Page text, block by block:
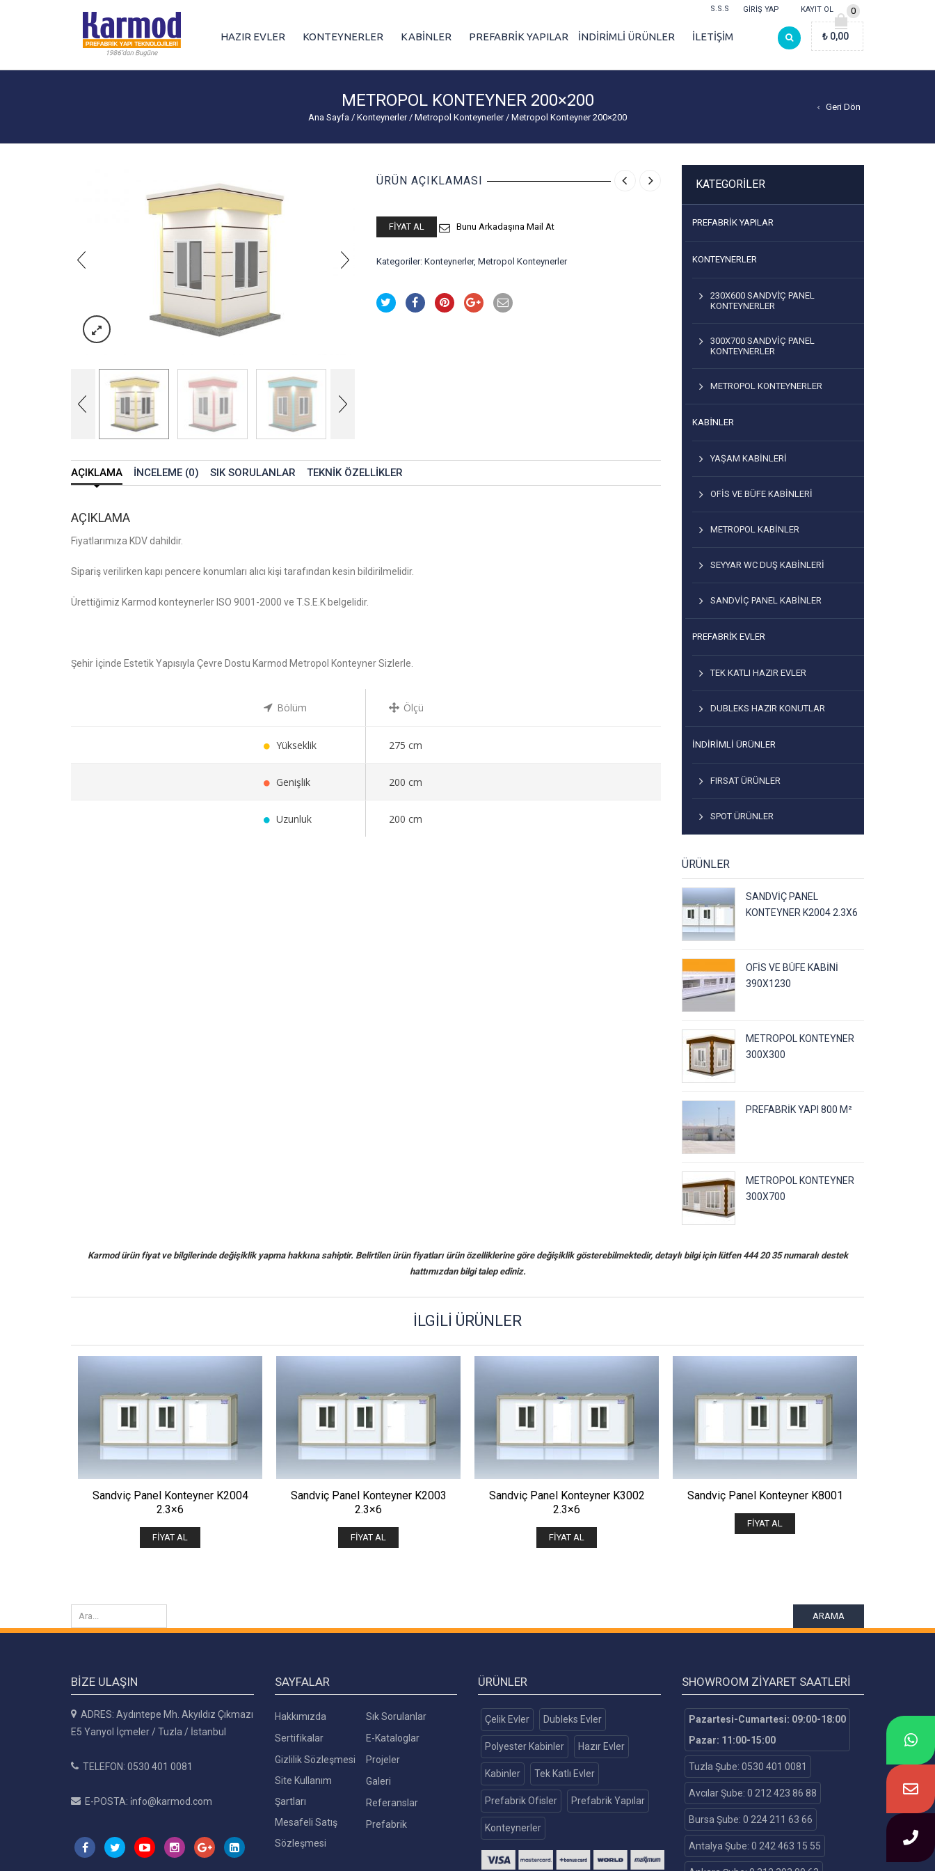
GIRIŞ YAP KAYIT OL
S.S.S
HAZIR EVLER KONTEYNERLER KABİNLER PREFABRİK YAPILAR İNDİRİMLİ ÜRÜNLER İLETİŞİM
0
₺ 0,00
METROPOL KONTEYNER 200×200
Ana Sayfa / Konteynerler / Metropol Konteynerler / Metropol Konteyner 200×200
Geri Dön
ÜRÜN AÇIKLAMASI
FIYAT AL Bunu Arkadaşına Mail At
Kategoriler: Konteynerler, Metropol Konteynerler
AÇIKLAMA İNCELEME (0) SIK SORULANLAR TEKNIK ÖZELLIKLER
AÇIKLAMA
Fiyatlarımıza KDV dahildir.
Sipariş verilirken kapı pencere konumları alıcı kişi tarafından kesin bildirilmelidir.
Ürettiğimiz Karmod konteynerler ISO 9001-2000 ve T.S.E.K belgelidir.
Şehir İçinde Estetik Yapısıyla Çevre Dostu Karmod Metropol Konteyner Sizlerle.
Bölüm Ölçü
Yükseklik 275 cm
Genişlik 200 cm
Uzunluk 200 cm
KATEGORILER
PREFABRIK YAPILAR
KONTEYNERLER
230X600 SANDVİÇ PANEL
KONTEYNERLER
300X700 SANDVIÇ PANEL
KONTEYNERLER
METROPOL KONTEYNERLER
KABİNLER
YAŞAM KABINLERI
OFIS VE BÜFE KABINLERI
METROPOL KABINLER
SEYYAR WC DUŞ KABINLERI
SANDVIÇ PANEL KABINLER
PREFABRİK EVLER
TEK KATLI HAZIR EVLER
DUBLEKS HAZIR KONUTLAR
İNDIRIMLI ÜRÜNLER
FIRSAT ÜRÜNLER
SPOT ÜRÜNLER
ÜRÜNLER
SANDVIÇ PANEL
KONTEYNER K2004 2.3X6
OFIS VE BÜFE KABINI
390X1230
METROPOL KONTEYNER
300X300
PREFABRIK YAPI 800 M²
METROPOL KONTEYNER
300X700
Karmod ürün fiyat ve bilgilerinde değişiklik yapma hakkına sahiptir. Belirtilen ürün fiyatları ürün özelliklerine göre değişiklik gösterebilmektedir, detaylı bilgi için lütfen 444 20 35 numaralı destek
hattımızdan bilgi talep ediniz.
İLGILI ÜRÜNLER
ÖNIZLE
Sandviç Panel Konteyner K2004
2.3×6
FIYAT AL
ÖNIZLE
Sandviç Panel Konteyner K2003
2.3×6
FIYAT AL
ÖNIZLE
Sandviç Panel Konteyner K3002
2.3×6
FIYAT AL
ÖNIZLE
Sandviç Panel Konteyner K8001
FIYAT AL
ARAMA
BIZE ULAŞIN
ADRES: Aydıntepe Mh. Akyıldız Çıkmazı
E5 Yanyol İçmeler / Tuzla / İstanbul
TELEFON: 0530 401 0081
E-POSTA: i̇nfo@karmod.com
SAYFALAR
Hakkımızda
Sertifikalar
Gizlilik Sözleşmesi
Site Kullanım
Şartları
Mesafeli Satış
Sözleşmesi
Sık Sorulanlar
E-Kataloglar
Projeler
Galeri
Referanslar
Prefabrik
ÜRÜNLER
Çelik Evler Dubleks Evler
Polyester Kabinler Hazır Evler
Kabinler Tek Katlı Evler
Prefabrik Ofisler Prefabrik Yapılar
Konteynerler
SHOWROOM ZIYARET SAATLERI
Pazartesi-Cumartesi: 09:00-18:00
Pazar: 11:00-15:00
Tuzla Şube: 0530 401 0081
Avcılar Şube: 0 212 423 86 88
Bursa Şube: 0 224 211 63 66
Antalya Şube: 0 242 463 15 55